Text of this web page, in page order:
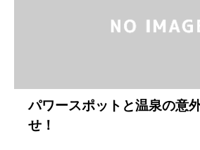
パワースポットと温泉の意
せ！